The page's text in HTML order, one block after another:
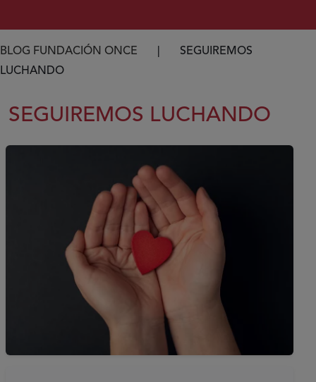
Ruta de navegación
BLOG FUNDACIÓN ONCE
SEGUIREMOS
LUCHANDO
SEGUIREMOS LUCHANDO